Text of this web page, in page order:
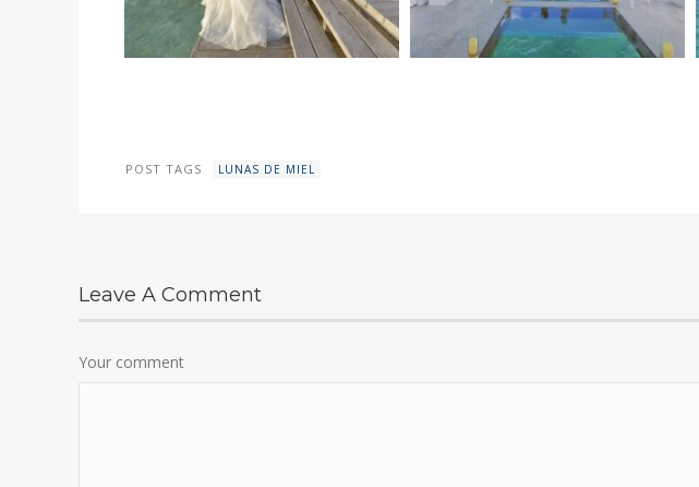
POST TAGS LUNAS DE MIEL
Leave A Comment
Your comment